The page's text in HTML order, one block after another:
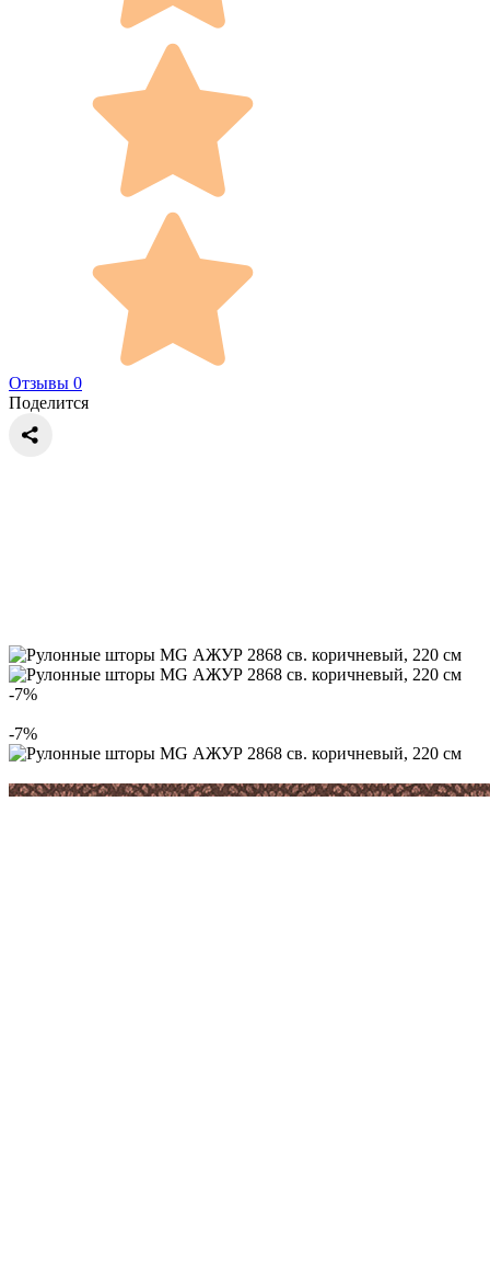
Отзывы 0
Поделится
-7%
-7%